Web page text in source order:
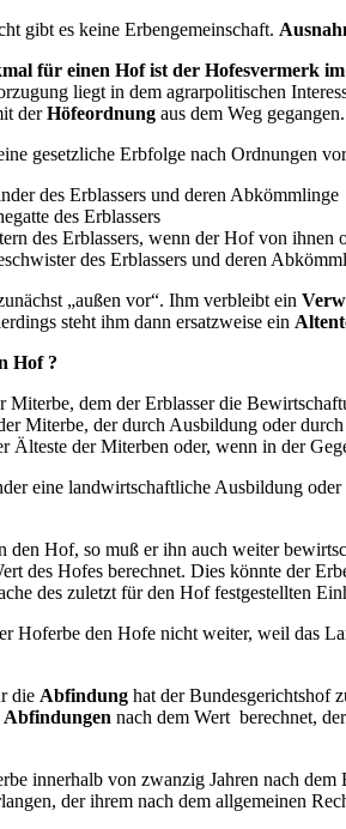
gibt es keine Erbengemeinschaft.
für einen Hof ist der Hofesvermerk
liegt in dem agrarpolitischen
derHöfeordnung aus dem Weg
gesetzliche Erbfolge nach Ordnungen
des Erblassers und deren Abkömmlinge
des Erblassers
des Erblassers, wenn der Hof von
des Erblassers und deren
„außen vor“. Ihm verbleibt ein
steht ihm dann ersatzweise ein
Hof ?
Miterbe, dem der Erblasser die
Miterbe, der durch Ausbildung oder
Älteste der Miterben oder, wenn in der
eine landwirtschaftliche Ausbildung
den Hof, so muß er ihn auch weiter
des Hofes berechnet. Dies könnte der
des zuletzt für den Hof festgestellten
Hoferbe den Hofe nicht weiter, weil das
die Abfindung hat der Bundesgerichtshof
Abfindungen nach dem Wert berechnet,
innerhalb von zwanzig Jahren nach
der ihrem nach dem allgemeinen